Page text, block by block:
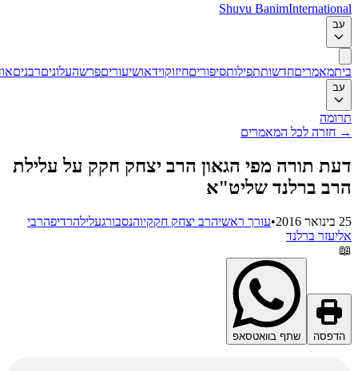
Shuvu Banim
מאמריםחדשותתפילותסיפוריםחיזוקוידאושיעוריםפרשהעלוניםרבניםאודות
חזרה לכל המאמרים
תורה מפי הגאון הרב יצחק חקק על עלילת
ברלנד שליט"א
•עורך ראשיהרב יצחק חקקיוהנסבורגעלילהרדיפהרבי
ברלנד
שתף בוואטסאפ